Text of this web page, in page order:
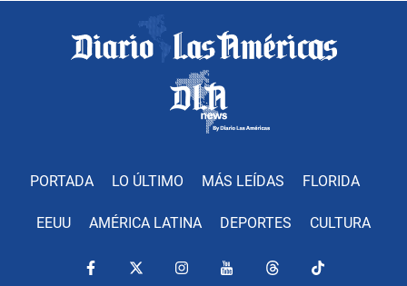
PORTADA LO ÚLTIMO MÁS LEÍDAS FLORIDA
EEUU AMÉRICA LATINA DEPORTES CULTURA